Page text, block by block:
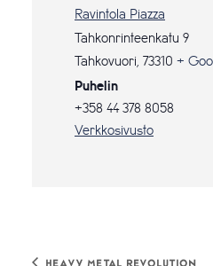
Ravintola Piazza
Tahkonrinteenkatu 9
Tahkovuori, 73310 +
Puhelin
+358 44 378 8058
Verkkosivusto
Heavy Metal Revolution